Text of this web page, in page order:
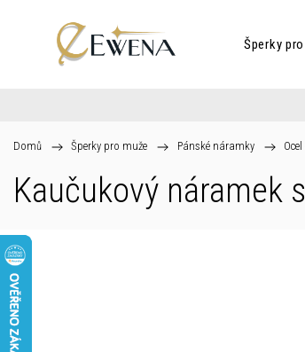
Šperky
Domů / Šperky pro muže / Pánské náramky /
Kaučukový náramek